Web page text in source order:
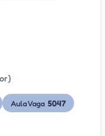
Aula Vaga 5047